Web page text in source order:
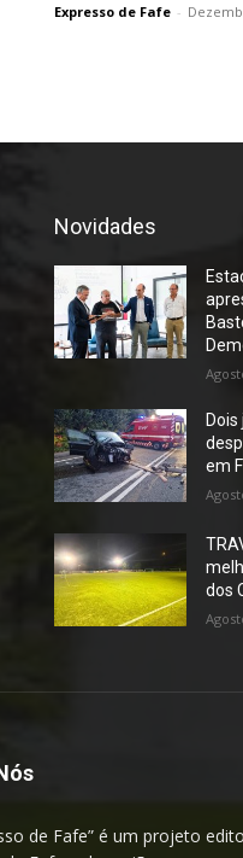
Expresso de Fafe -
Novidades
em
dos
de Fafe” é um projeto